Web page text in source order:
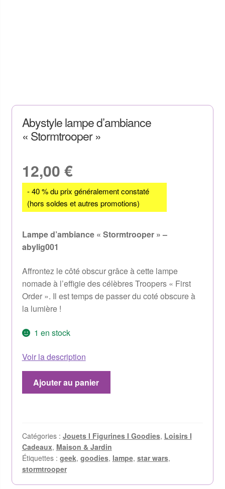
Abystyle lampe d’ambiance
« Stormtrooper »
12,00 €
- 40 % du prix généralement constaté
(hors soldes et autres promotions)
Lampe d’ambiance « Stormtrooper » –
abylig001
Affrontez le côté obscur grâce à cette lampe
nomade à l’effigie des célèbres Troopers « First
Order ». Il est temps de passer du coté obscure à
la lumière !
1 en stock
Voir la description
Ajouter au panier
Catégories : Jouets I Figurines I Goodies, Loisirs I
Cadeaux, Maison & Jardin
Étiquettes : geek, goodies, lampe, star wars,
stormtrooper